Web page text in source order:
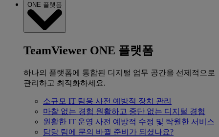
ONE 플랫폼
TeamViewer ONE 플랫폼
하나의 플랫폼에 통합된 디지털 업무 공간을 선제적으로
관리하고 최적화하세요.
소규모 IT 팀용 사전 예방적 장치 관리
마찰 없는 경험 원활하고 중단 없는 디지털 경험
원활한 IT 운영 사전 예방적 수정 및 탁월한 서비스
담당 팀에 문의 바뀔 준비가 되셨나요?